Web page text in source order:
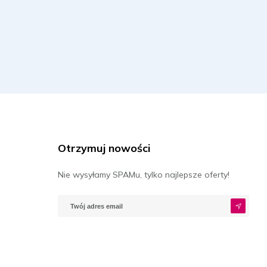
Otrzymuj nowości
Nie wysyłamy SPAMu, tylko najlepsze oferty!